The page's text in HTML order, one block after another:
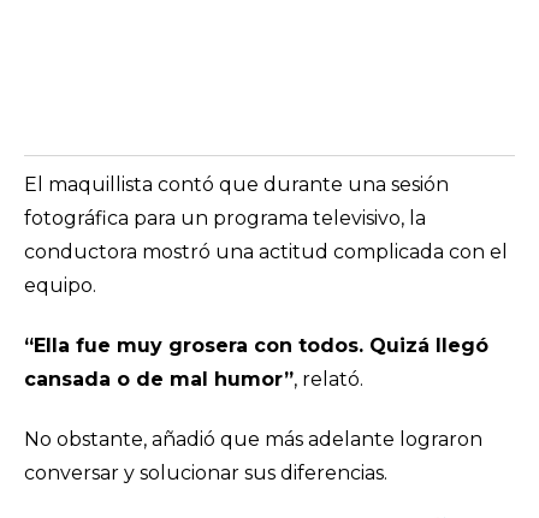
El maquillista contó que durante una sesión
fotográfica para un programa televisivo, la
conductora mostró una actitud complicada con el
equipo.
“Ella fue muy grosera con todos. Quizá llegó
cansada o de mal humor”, relató.
No obstante, añadió que más adelante lograron
conversar y solucionar sus diferencias.